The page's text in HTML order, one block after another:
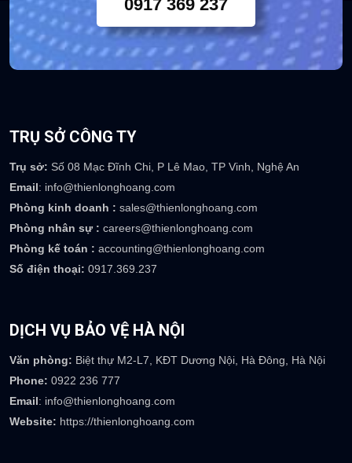
0917 369 237
TRỤ SỞ CÔNG TY
Trụ sở: Số 08 Mạc Đĩnh Chi, P Lê Mao, TP Vinh, Nghệ An
Email: info@thienlonghoang.com
Phòng kinh doanh : sales@thienlonghoang.com
Phòng nhân sự : careers@thienlonghoang.com
Phòng kế toán : accounting@thienlonghoang.com
Số điện thoại: 0917.369.237
DỊCH VỤ BẢO VỆ HÀ NỘI
Văn phòng: Biệt thự M2-L7, KĐT Dương Nội, Hà Đông, Hà Nội
Phone: 0922 236 777
Email: info@thienlonghoang.com
Website: https://thienlonghoang.com